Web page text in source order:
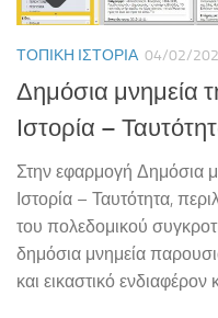
ΤΟΠΙΚΉ ΙΣΤΟΡΊΑ 04/02/
Δημόσια μνημεία
Ιστορία –
Στην εφαρμογή Δημόσια
Ιστορία – Ταυτότητα,
του πολεδομικού
δημόσια μνημεία
και εικαστικό ενδιαφέρον